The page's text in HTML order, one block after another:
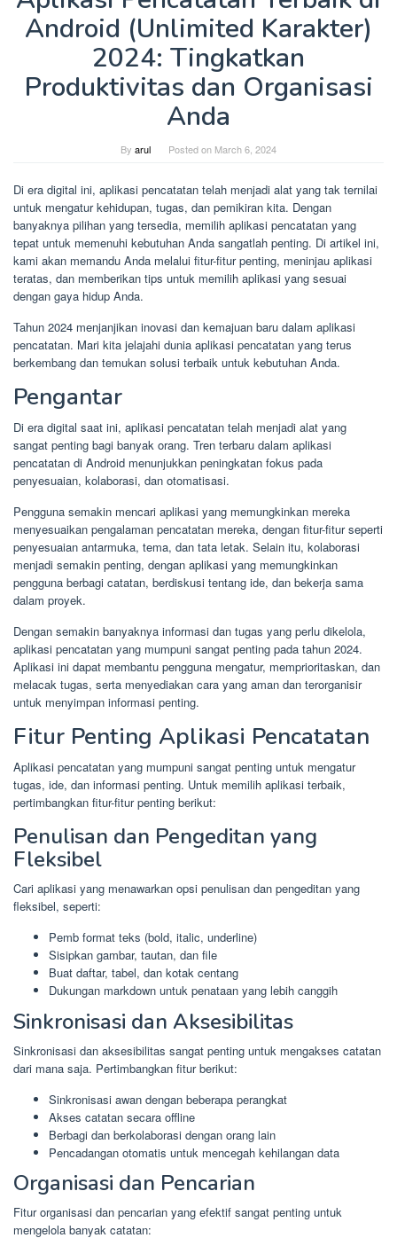
Android (Unlimited Karakter)
2024: Tingkatkan
Produktivitas dan Organisasi
Anda
By arul Posted on March 6, 2024
Di era digital ini, aplikasi pencatatan telah menjadi alat yang tak ternilai
untuk mengatur kehidupan, tugas, dan pemikiran kita. Dengan
banyaknya pilihan yang tersedia, memilih aplikasi pencatatan yang
tepat untuk memenuhi kebutuhan Anda sangatlah penting. Di artikel ini,
kami akan memandu Anda melalui fitur-fitur penting, meninjau aplikasi
teratas, dan memberikan tips untuk memilih aplikasi yang sesuai
dengan gaya hidup Anda.
Tahun 2024 menjanjikan inovasi dan kemajuan baru dalam aplikasi
pencatatan. Mari kita jelajahi dunia aplikasi pencatatan yang terus
berkembang dan temukan solusi terbaik untuk kebutuhan Anda.
Pengantar
Di era digital saat ini, aplikasi pencatatan telah menjadi alat yang
sangat penting bagi banyak orang. Tren terbaru dalam aplikasi
pencatatan di Android menunjukkan peningkatan fokus pada
penyesuaian, kolaborasi, dan otomatisasi.
Pengguna semakin mencari aplikasi yang memungkinkan mereka
menyesuaikan pengalaman pencatatan mereka, dengan fitur-fitur seperti
penyesuaian antarmuka, tema, dan tata letak. Selain itu, kolaborasi
menjadi semakin penting, dengan aplikasi yang memungkinkan
pengguna berbagi catatan, berdiskusi tentang ide, dan bekerja sama
dalam proyek.
Dengan semakin banyaknya informasi dan tugas yang perlu dikelola,
aplikasi pencatatan yang mumpuni sangat penting pada tahun 2024.
Aplikasi ini dapat membantu pengguna mengatur, memprioritaskan, dan
melacak tugas, serta menyediakan cara yang aman dan terorganisir
untuk menyimpan informasi penting.
Fitur Penting Aplikasi Pencatatan
Aplikasi pencatatan yang mumpuni sangat penting untuk mengatur
tugas, ide, dan informasi penting. Untuk memilih aplikasi terbaik,
pertimbangkan fitur-fitur penting berikut:
Penulisan dan Pengeditan yang
Fleksibel
Cari aplikasi yang menawarkan opsi penulisan dan pengeditan yang
fleksibel, seperti:
Pemb format teks (bold, italic, underline)
Sisipkan gambar, tautan, dan file
Buat daftar, tabel, dan kotak centang
Dukungan markdown untuk penataan yang lebih canggih
Sinkronisasi dan Aksesibilitas
Sinkronisasi dan aksesibilitas sangat penting untuk mengakses catatan
dari mana saja. Pertimbangkan fitur berikut:
Sinkronisasi awan dengan beberapa perangkat
Akses catatan secara offline
Berbagi dan berkolaborasi dengan orang lain
Pencadangan otomatis untuk mencegah kehilangan data
Organisasi dan Pencarian
Fitur organisasi dan pencarian yang efektif sangat penting untuk
mengelola banyak catatan: